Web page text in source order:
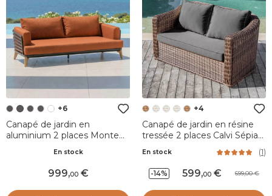
+6
Canapé de jardin en
aluminium 2 places Monte
En stock
999,00
+4
Canapé de jardin en résine
tressée 2 places Calvi Sépia
En stock (1)
-14% 599,00 699,00